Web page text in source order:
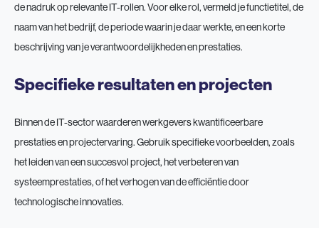
de nadruk op relevante IT-rollen. Voor elke rol, vermeld je functietitel, de
naam van het bedrijf, de periode waarin je daar werkte, en een korte
beschrijving van je verantwoordelijkheden en prestaties.
Specifieke resultaten en projecten
Binnen de IT-sector waarderen werkgevers kwantificeerbare
prestaties en projectervaring. Gebruik specifieke voorbeelden, zoals
het leiden van een succesvol project, het verbeteren van
systeemprestaties, of het verhogen van de efficiëntie door
technologische innovaties.